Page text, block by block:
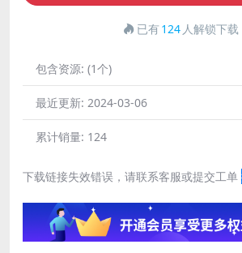
已有124 人解锁下载
包含资源: (1个)
最近更新: 2024-03-06
累计销量: 124
下载链接失效错误，请联系客服或提交工单